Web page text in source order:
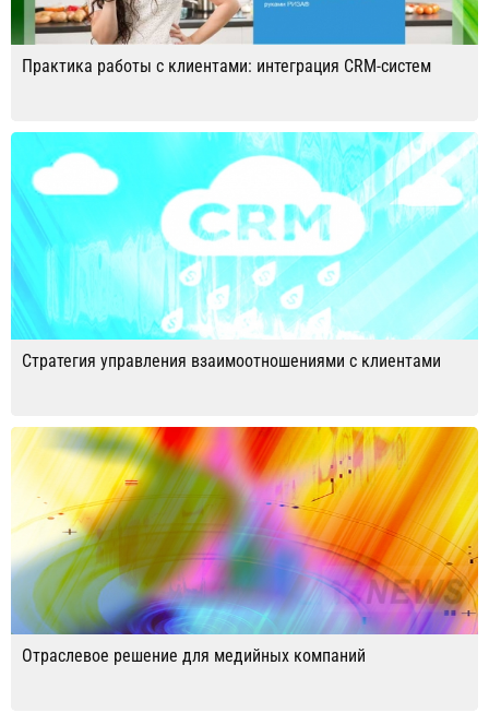
Практика работы с клиентами: интеграция CRM-систем
Стратегия управления взаимоотношениями с клиентами
Отраслевое решение для медийных компаний